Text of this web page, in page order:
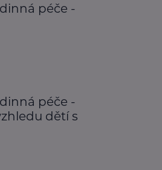
péče -
péče -
dětí s